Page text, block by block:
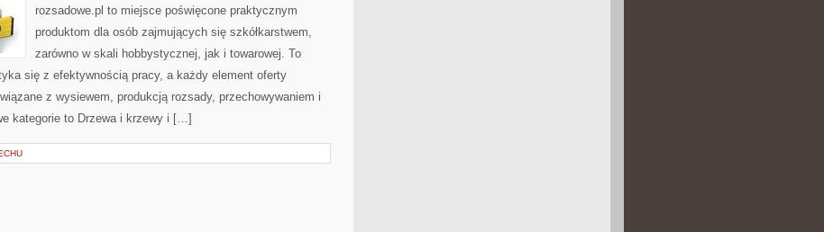
rozsadowe.pl to miejsce poświęcone praktycznym
produktom dla osób zajmujących się szkółkarstwem,
zarówno w skali hobbystycznej, jak i towarowej. To
się z efektywnością pracy, a każdy element oferty
z wysiewem, produkcją rozsady, przechowywaniem i
kategorie to Drzewa i krzewy i […]